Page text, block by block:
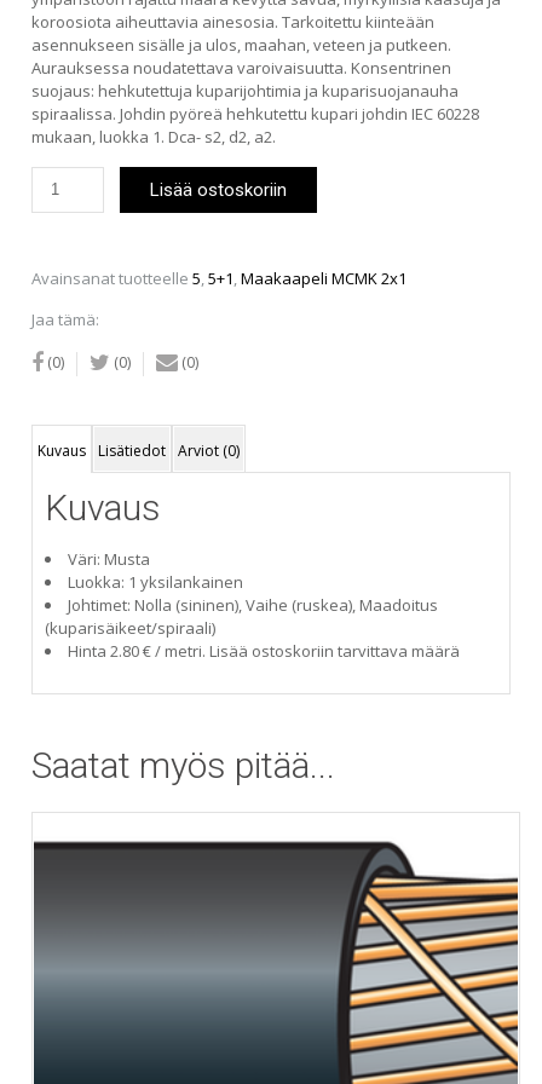
koroosiota aiheuttavia ainesosia. Tarkoitettu kiinteään
asennukseen sisälle ja ulos, maahan, veteen ja putkeen.
Aurauksessa noudatettava varoivaisuutta. Konsentrinen
suojaus: hehkutettuja kuparijohtimia ja kuparisuojanauha
spiraalissa. Johdin pyöreä hehkutettu kupari johdin IEC 60228
mukaan, luokka 1. Dca- s2, d2, a2.
MCMK
Lisää ostoskoriin
Avainsanat tuotteelle5,5+1,Maakaapeli MCMK 2x1
Jaa tämä:
(0) (0) (0)
Kuvaus Lisätiedot Arviot (0)
Kuvaus
Väri: Musta
Luokka: 1 yksilankainen
Johtimet: Nolla (sininen), Vaihe (ruskea), Maadoitus
(kuparisäikeet/spiraali)
Hinta 2.80 € / metri. Lisää ostoskoriin tarvittava määrä
Saatat myös pitää...